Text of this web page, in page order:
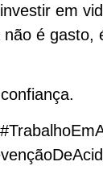
em
é gasto,